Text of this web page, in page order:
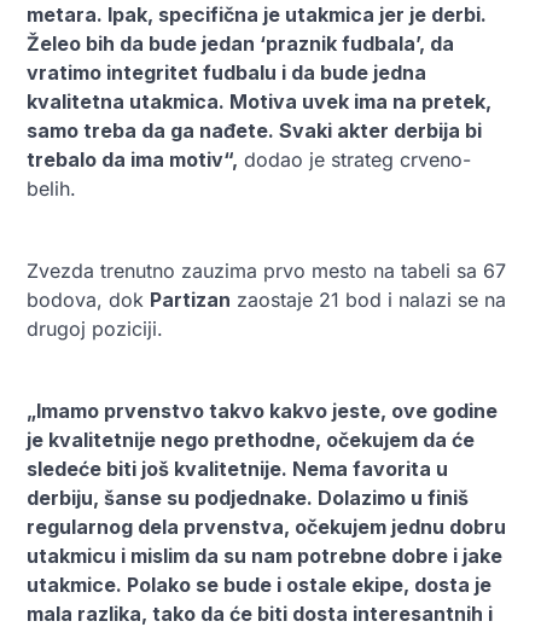
metara. Ipak, specifična je utakmica jer je derbi.
Želeo bih da bude jedan ‘praznik fudbala’, da
vratimo integritet fudbalu i da bude jedna
kvalitetna utakmica. Motiva uvek ima na pretek,
samo treba da ga nađete. Svaki akter derbija bi
trebalo da ima motiv“, dodao je strateg crveno-
belih.
Zvezda trenutno zauzima prvo mesto na tabeli sa 67
bodova, dok Partizan zaostaje 21 bod i nalazi se na
drugoj poziciji.
„Imamo prvenstvo takvo kakvo jeste, ove godine
je kvalitetnije nego prethodne, očekujem da će
sledeće biti još kvalitetnije. Nema favorita u
derbiju, šanse su podjednake. Dolazimo u finiš
regularnog dela prvenstva, očekujem jednu dobru
utakmicu i mislim da su nam potrebne dobre i jake
utakmice. Polako se bude i ostale ekipe, dosta je
mala razlika, tako da će biti dosta interesantnih i